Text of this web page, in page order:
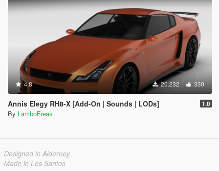
4.8 20.232 330
Annis Elegy RH8-X [Add-On | Sounds | LODs] 1.0
By LamboFreak
Designed in Alderney
Made in Los Santos